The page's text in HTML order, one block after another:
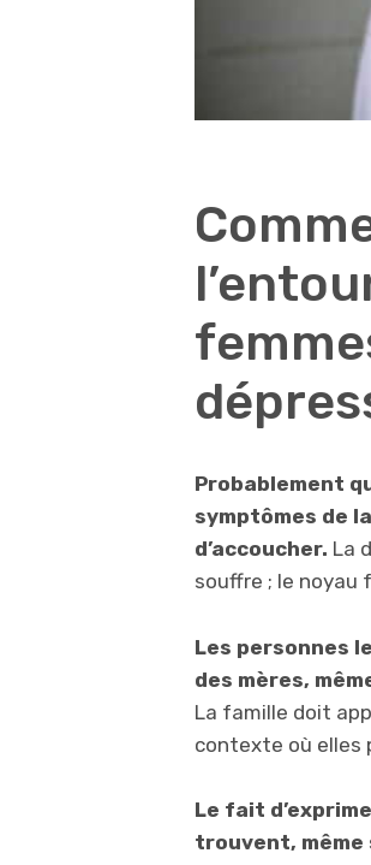
Probablement
symptômes de
d’accoucher. La
souffre ; le noyau
Les personnes
des mères,
La famille doit
contexte où elles
Le fait
trouvent, même